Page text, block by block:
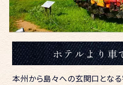
ホテルより車
本州から島々への玄関口とな